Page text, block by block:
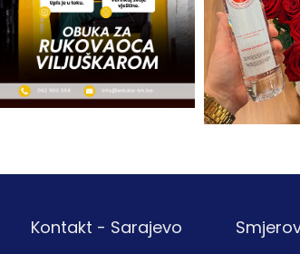
Kontakt - Sarajevo